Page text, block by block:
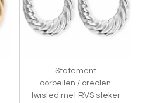
Statement
oorbellen / creolen
twisted met RVS steker